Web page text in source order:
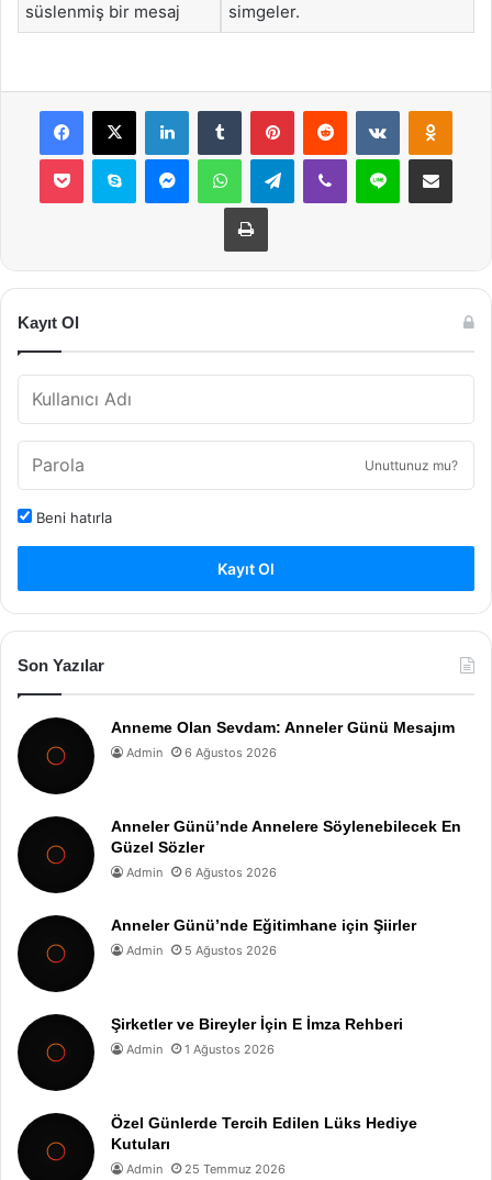
süslenmiş bir mesaj
simgeler.
Facebook
X LinkedInTumblr PinterestReddit VKontakte
Pocket Skype MessengerWhatsAppTelegramViber Line E-Posta ile
Yazdır
Kayıt Ol
Unuttunuz mu?
Beni hatırla
Kayıt Ol
Son Yazılar
Anneme Olan Sevdam: Anneler Günü Mesajım
Admin 6 Ağustos 2026
Anneler Günü’nde Annelere Söylenebilecek En
Güzel Sözler
Admin 6 Ağustos 2026
Anneler Günü’nde Eğitimhane için Şiirler
Admin 5 Ağustos 2026
Şirketler ve Bireyler İçin E İmza Rehberi
Admin 1 Ağustos 2026
Özel Günlerde Tercih Edilen Lüks Hediye
Kutuları
Admin 25 Temmuz 2026